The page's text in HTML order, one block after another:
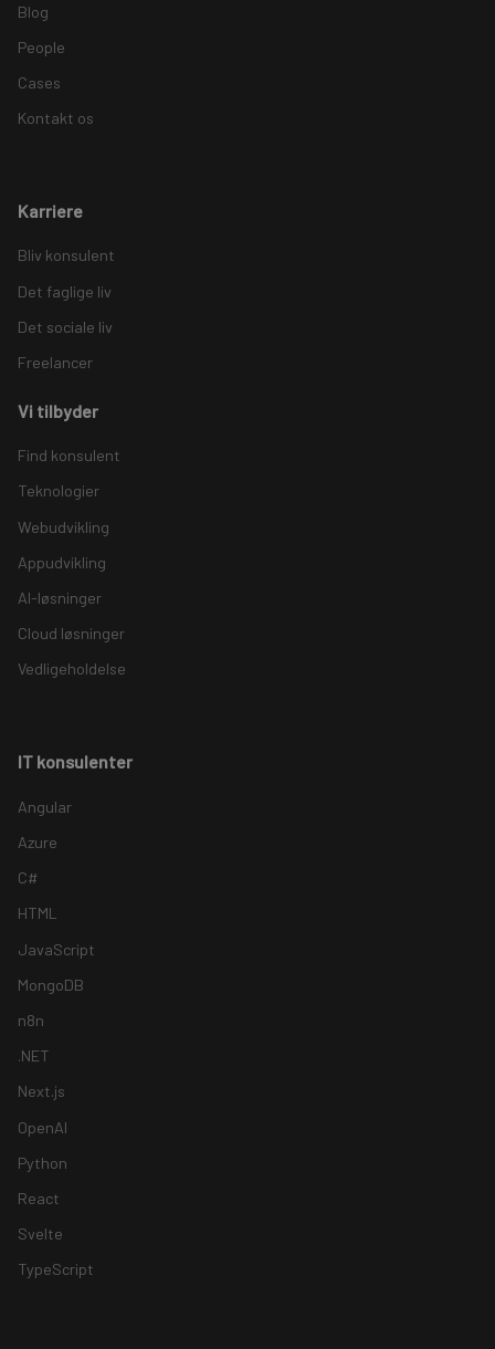
Blog
People
Cases
Kontakt os
Karriere
Bliv konsulent
Det faglige liv
Det sociale liv
Freelancer
Vi tilbyder
Find konsulent
Teknologier
Webudvikling
Appudvikling
AI-løsninger
Cloud løsninger
Vedligeholdelse
IT konsulenter
Angular
Azure
C#
HTML
JavaScript
MongoDB
n8n
.NET
Next.js
OpenAI
Python
React
Svelte
TypeScript